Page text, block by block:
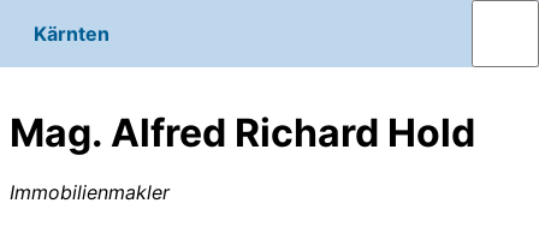
Kärnten
Mag. Alfred Richard Hold
Immobilienmakler